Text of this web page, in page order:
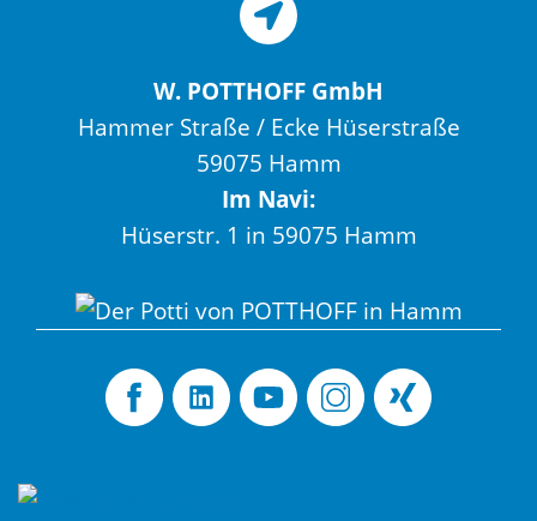
W. POTTHOFF GmbH
Hammer Straße / Ecke Hüserstraße
59075 Hamm
Im Navi:
Hüserstr. 1 in 59075 Hamm